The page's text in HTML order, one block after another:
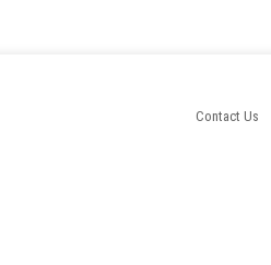
Contact Us